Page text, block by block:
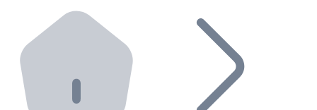
Distributeurs automatiques Bitnovo
Intégrez un ATM Bitnovo dans votre entreprise et
API Bitnovo
Intégrez notre API dans votre écosystème.